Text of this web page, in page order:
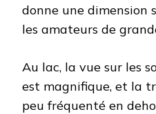
donne une dimension
les amateurs de
Au lac, la vue sur les
est magnifique, et la
peu fréquenté en